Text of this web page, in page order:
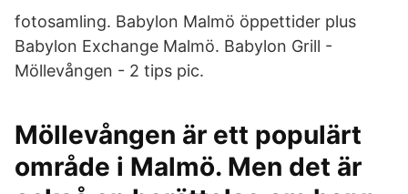
fotosamling. Babylon Malmö öppettider plus
Babylon Exchange Malmö. Babylon Grill -
Möllevången - 2 tips pic.
Möllevången är ett populärt
område i Malmö. Men det är